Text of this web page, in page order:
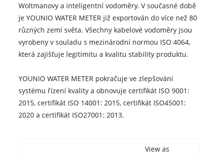
Woltmanovy a inteligentní vodoměry. V současné době
je YOUNIO WATER METER již exportován do více než 80
různých zemí světa. Všechny kabelové vodoměry jsou
vyrobeny v souladu s mezinárodní normou ISO 4064,
která zajišťuje legitimitu a kvalitu stability produktu.
YOUNIO WATER METER pokračuje ve zlepšování
systému řízení kvality a obnovuje certifikát ISO 9001:
2015, certifikát ISO 14001: 2015, certifikát ISO45001:
2020 a certifikát ISO27001: 2013.
View as